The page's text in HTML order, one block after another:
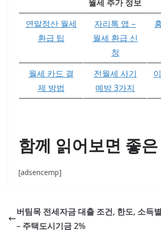
월세 추가 정보
연말정산 월세
환급 팁
자리톡 앱 –
월세 환급 신
청
월세 카드 결
제 방법
전월세 사기
예방 3가지
함께 읽어보면 좋
[adsencemp]
버팀목 전세자금 대출 조건, 한도, 소득
– 주택도시기금 2%